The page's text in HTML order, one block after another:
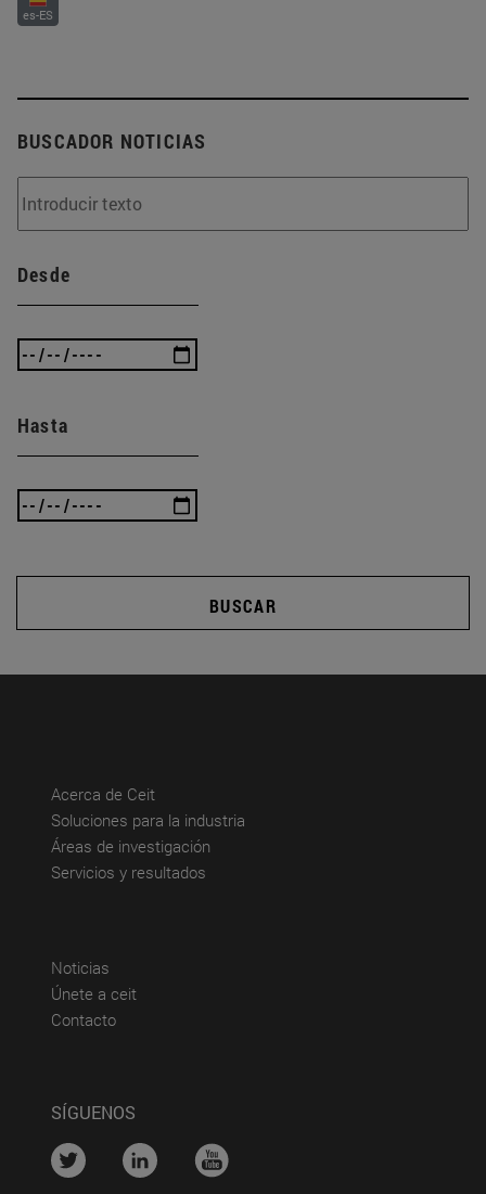
es-ES
BUSCADOR NOTICIAS
Desde
Hasta
BUSCAR
Acerca de Ceit(abre en nueva ventana)
Soluciones para la industria
Áreas de investigación
Servicios y resultados
Noticias
Únete a ceit(abre en nueva ventana)
Contacto(abre en nueva ventana)
SÍGUENOS
.... .... ....